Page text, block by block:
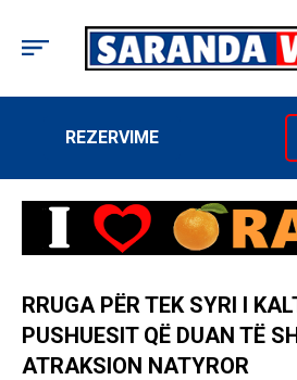
REZERVIME
RRUGA PËR TEK SYRI I
PUSHUESIT QË DUAN TË
ATRAKSION NATYROR